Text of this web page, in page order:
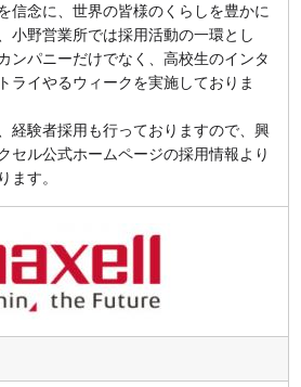
信念に、世界の皆様のくらしを豊かに
小野営業所では採用活動の一環とし
ンパニーだけでなく、高校生のインタ
ライやるウィークを実施しておりま
経験者採用も行っておりますので、興
セル公式ホームページの採用情報より
ます。